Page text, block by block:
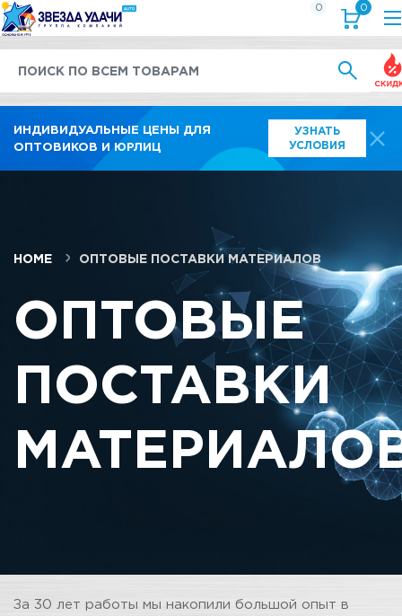
ИНДИВИДУАЛЬНЫЕ ЦЕНЫ ДЛЯ
ОПТОВИКОВ И ЮРЛИЦ
УЗНАТЬ
УСЛОВИЯ
0 0
HOME ОПТОВЫЕ ПОСТАВКИ МАТЕРИАЛОВ
ОПТОВЫЕ
ПОСТАВКИ
За 30 лет работы мы накопили большой опыт в